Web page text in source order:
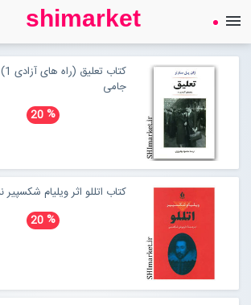
SHIMARKET
فروشگاه اینترنتی کتاب
درباره ما
بلاگ
Open submenu (محصولات)
محصولات
تماس با ما
shimarket menu
جامی
20%
کتاب اتللو اثر ویلیام
20%